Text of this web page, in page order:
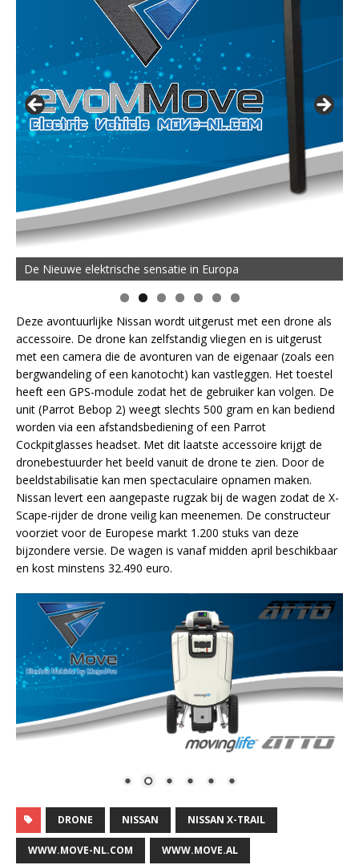
De Nieuwe elektrische sensatie in Europa
Deze avontuurlijke Nissan wordt uitgerust met een drone als
accessoire. De drone kan zelfstandig vliegen en is uitgerust
met een camera die de avonturen van de eigenaar (zoals een
bergwandeling of een kanotocht) kan vastleggen. Het toestel
heeft een GPS-module zodat het de gebruiker kan volgen. De
unit (Parrot Bebop 2) weegt slechts 500 gram en kan bediend
worden via een afstandsbediening of een Parrot
Cockpitglasses headset. Met dit laatste accessoire krijgt de
dronebestuurder het beeld vanuit de drone te zien. Door de
beeldstabilisatie kan men spectaculaire opnamen maken.
Nissan levert een aangepaste rugzak bij de wagen zodat de X-
Scape-rijder de drone veilig kan meenemen. De constructeur
voorziet voor de Europese markt 1.200 stuks van deze
bijzondere versie. De wagen is vanaf midden april beschikbaar
en kost minstens 32.490 euro.
DRONE NISSAN NISSAN X-TRAIL
WWW.MOVE-NL.COM WWW.MOVE.AL